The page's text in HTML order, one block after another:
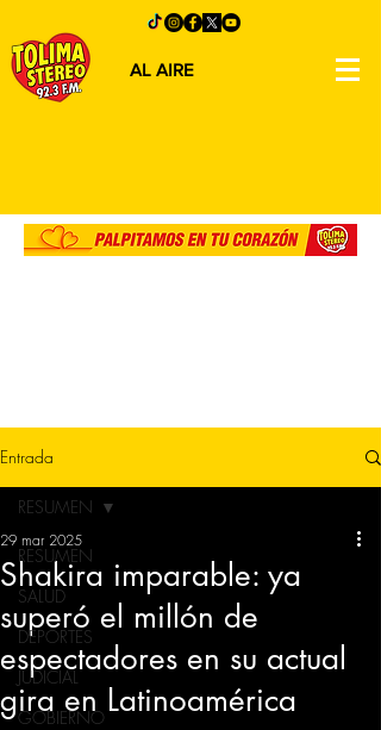
AL AIRE
Entrada
RESUMEN
SALUD
DEPORTES
JUDICIAL
GOBIERNO
RESUMEN
Shakira imparable: ya
superó el millón de
espectadores en su actual
gira en Latinoamérica
29 mar 2025